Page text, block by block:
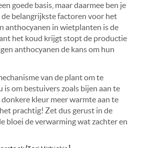
goede basis, maar daarmee ben je
de belangrijkste factoren voor het
anthocyanen in wietplanten is de
het koud krijgt stopt de productie
anthocyanen de kans om hun
van de plant om te
is om bestuivers zoals bijen aan te
kleur meer warmte aan te
prachtig! Zet dus gerust in de
bloei de verwarming wat zachter en